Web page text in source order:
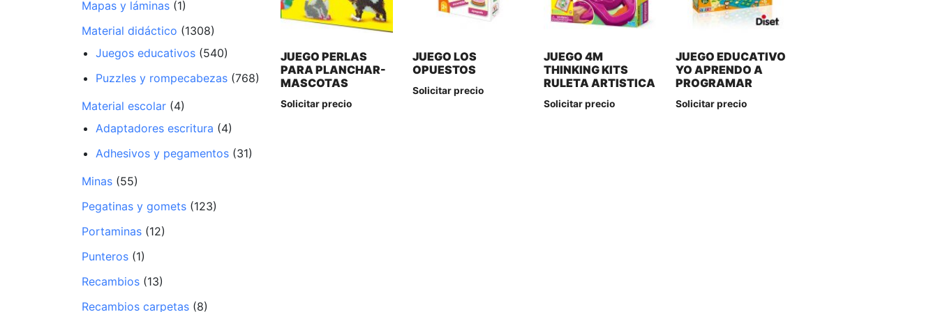
Mapas y láminas (1)
Material didáctico (1308)
Juegos educativos (540)
Puzzles y rompecabezas (768)
Material escolar (4)
Adaptadores escritura (4)
Adhesivos y pegamentos (31)
Minas (55)
Pegatinas y gomets (123)
Portaminas (12)
Punteros (1)
Recambios (13)
Recambios carpetas (8)
JUEGO PERLAS
PARA PLANCHAR-
MASCOTAS
Solicitar precio
JUEGO LOS
OPUESTOS
Solicitar precio
JUEGO 4M
THINKING KITS
RULETA ARTISTICA
Solicitar precio
JUEGO EDUCATIVO
YO APRENDO A
PROGRAMAR
Solicitar precio